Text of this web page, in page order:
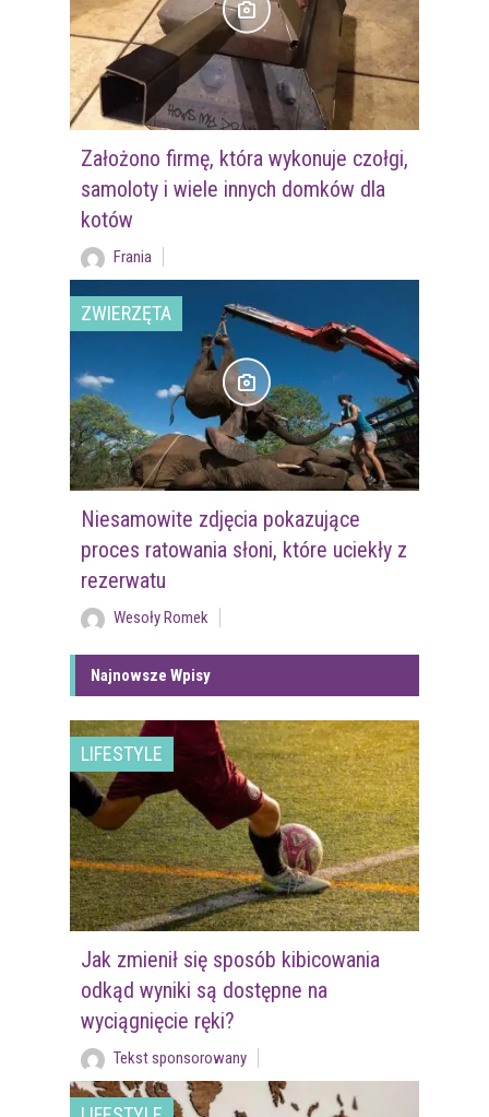
Założono firmę, która wykonuje czołgi,
samoloty i wiele innych domków dla
kotów
Frania
ZWIERZĘTA
Niesamowite zdjęcia pokazujące
proces ratowania słoni, które uciekły z
rezerwatu
Wesoły Romek
Najnowsze Wpisy
LIFESTYLE
Jak zmienił się sposób kibicowania
odkąd wyniki są dostępne na
wyciągnięcie ręki?
Tekst sponsorowany